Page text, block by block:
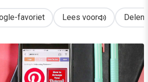
favoriet Lees voor Delen